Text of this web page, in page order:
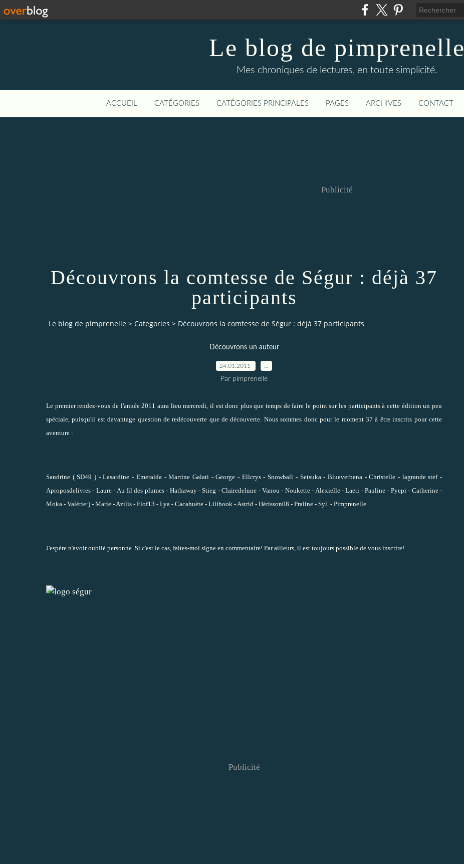
Le blog de pimprenelle
Mes chroniques de lectures, en toute simplicité.
ACCUEIL CATÉGORIES CATÉGORIES PRINCIPALES PAGES ARCHIVES CONTACT
Publicité
Découvrons la comtesse de Ségur : déjà 37
participants
Le blog de pimprenelle > Categories > Découvrons la comtesse de Ségur : déjà 37 participants
Découvrons un auteur
24.01.2011
Par pimprenelle
Le premier rendez-vous de l'année 2011 aura lieu mercredi, il est donc plus que temps de faire le point sur les participants à cette édition un peu
spéciale, puisqu'il est davantage question de redécouverte que de découverte. Nous sommes donc pour le moment 37 à être inscrits pour cette
aventure :
Sandrine ( SD49 ) -Lasardine - Emeralda -Martine Galati -George - Ellcrys-Snowball - Setsuka - Blueverbena -Christelle - lagrande stef-
Aproposdelivres - Laure- Au fil des plumes- Hathaway-Stieg -Clairedelune - Vanou - Noukette- Alexielle-Laeti -Pauline - Pyepi - Catherine-
Moka - Valérie:) - Marie - Azilis - Flof13 - Lya - Cacahuète - Lilibook - Astrid - Hérisson08 - Praline - Syl. - Pimprenelle
J'espère n'avoir oublié personne. Si c'est le cas, faites-moi signe en commentaire! Par ailleurs, il est toujours possible de vous inscrire!
Publicité